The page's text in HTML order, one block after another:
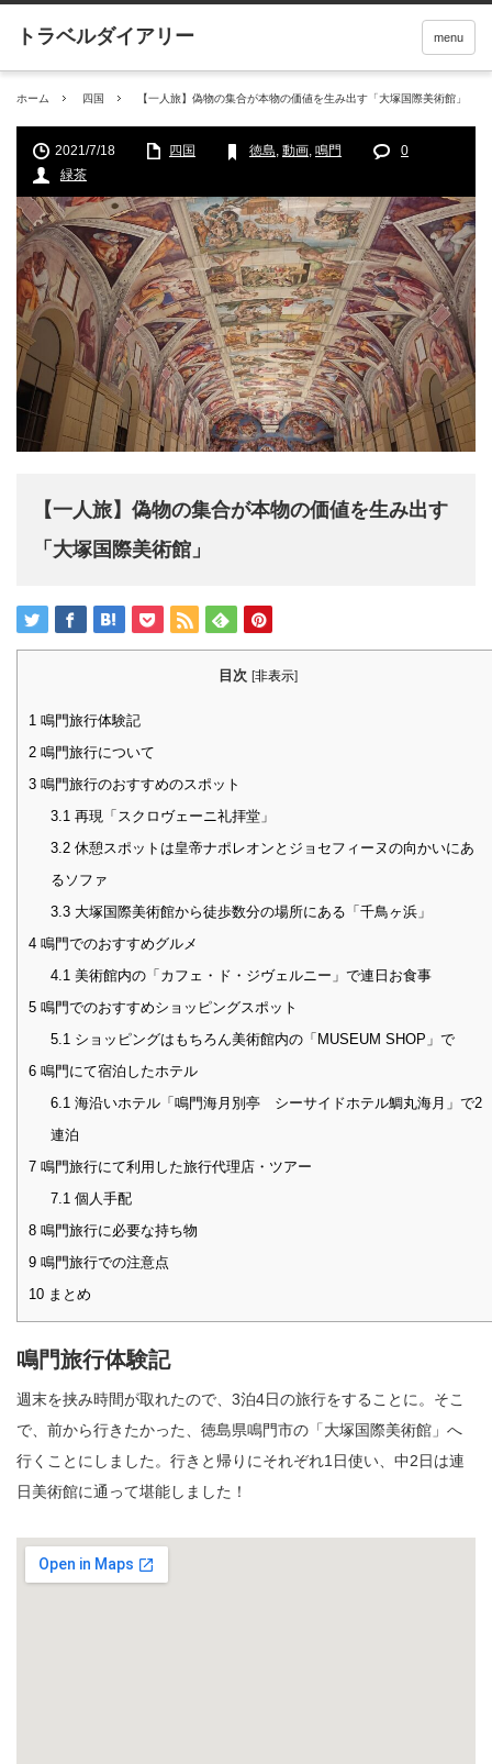
menu
ホーム 四国 【一人旅】偽物の集合が本物の価値を生み出す「大塚国際美術館」
2021/7/18 四国 徳島, 動画, 鳴門
0
緑茶
【一人旅】偽物の集合が本物の価値を生み出す
「大塚国際美術館」
目次 [非表示]
1 鳴門旅行体験記
2 鳴門旅行について
3 鳴門旅行のおすすめのスポット
3.1 再現「スクロヴェーニ礼拝堂」
3.2休憩スポットは皇帝ナポレオンとジョセフィーヌの向かいにあ
るソファ
3.3大塚国際美術館から徒歩数分の場所にある「千鳥ヶ浜」
4 鳴門でのおすすめグルメ
4.1 美術館内の「カフェ・ド・ジヴェルニー」で連日お食事
5 鳴門でのおすすめショッピングスポット
5.1 ショッピングはもちろん美術館内の「MUSEUM SHOP」で
6 鳴門にて宿泊したホテル
6.1 海沿いホテル「鳴門海月別亭 シーサイドホテル鯛丸海月」で2
連泊
7 鳴門旅行にて利用した旅行代理店・ツアー
7.1 個人手配
8 鳴門旅行に必要な持ち物
9 鳴門旅行での注意点
10 まとめ
鳴門旅行体験記
週末を挟み時間が取れたので、3泊4日の旅行をすることに。そこ
で、前から行きたかった、徳島県鳴門市の「大塚国際美術館」へ
行くことにしました。行きと帰りにそれぞれ1日使い、中2日は連
日美術館に通って堪能しました！